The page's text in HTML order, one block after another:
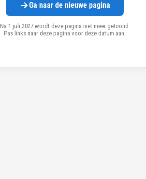
Ga naar de nieuwe pagina
Na 1 juli 2027 wordt deze pagina niet meer getoond.
Pas links naar deze pagina voor deze datum aan.